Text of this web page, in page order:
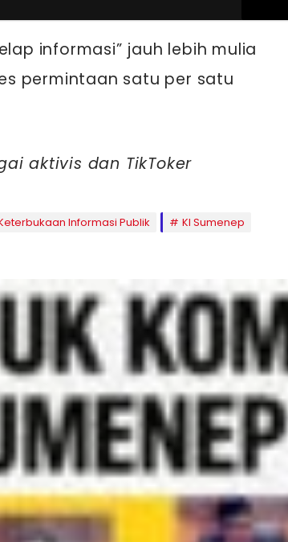
informasi” jauh lebih mulia
permintaan satu per satu
aktivis dan TikToker
Informasi Publik
KI Sumenep